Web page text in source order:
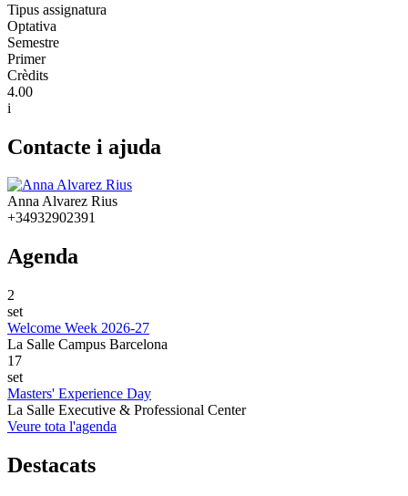
Tipus assignatura
Optativa
Semestre
Primer
Crèdits
4.00
i
Contacte i ajuda
Anna Alvarez Rius
+34932902391
Agenda
2
set
Welcome Week 2026-27
La Salle Campus Barcelona
17
set
Masters' Experience Day
La Salle Executive & Professional Center
Veure tota l'agenda
Destacats